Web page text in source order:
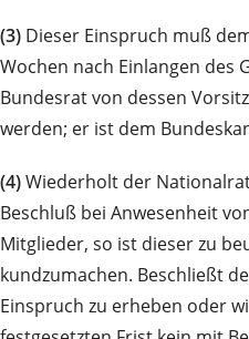
(3) Dieser Einspruch muß
Wochen nach Einlangen des
Bundesrat von dessen
werden; er ist dem
(4)Wiederholt der
Beschluß bei Anwesenheit
Mitglieder, so ist dieser zu
kundzumachen. Beschließt
Einspruch zu erheben oder